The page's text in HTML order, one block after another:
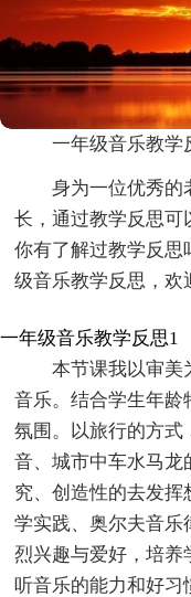
一年级音乐教学
身为一位优秀的
长，通过教学反思可
你有了解过教学反思
级音乐教学反思，欢
一年级音乐教学反思1
本节课我以审美
音乐。结合学生年龄
氛围。以旅行的方式
音、城市中车水马龙
究、创造性的去发挥
学实践、奥尔夫音乐
烈兴趣与爱好，培养
听音乐的能力和好习